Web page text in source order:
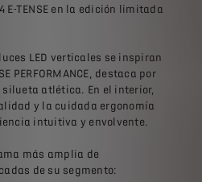
E-TENSE en la edición limitada
LED verticales se inspiran
PERFORMANCE, destaca por
atlética. En el interior,
y la cuidada ergonomía
intuitiva y envolvente.
más amplia de
de su segmento: